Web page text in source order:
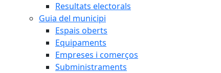
Resultats electorals
Guia del municipi
Espais oberts
Equipaments
Empreses i comerços
Subministraments